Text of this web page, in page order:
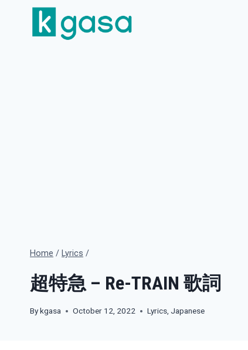
content
Home / Lyrics /
超特急 – Re-TRAIN 歌詞
Bykgasa October 12, 2022 Lyrics, Japanese